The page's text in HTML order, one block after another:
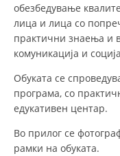
обезбедување
лица и лица со
практични знаења и
комуникација и
Обуката се
програма, со
едукативен центар.
Во прилог се
рамки на обуката.